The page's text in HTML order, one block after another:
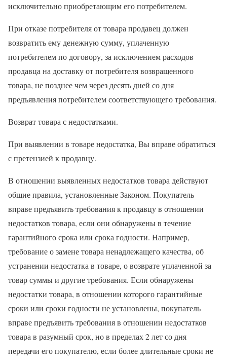
исключительно приобретающим его потребителем.
При отказе потребителя от товара продавец должен
возвратить ему денежную сумму, уплаченную
потребителем по договору, за исключением расходов
продавца на доставку от потребителя возвращенного
товара, не позднее чем через десять дней со дня
предъявления потребителем соответствующего требования.
Возврат товара с недостатками.
При выявлении в товаре недостатка, Вы вправе обратиться
с претензией к продавцу.
В отношении выявленных недостатков товара действуют
общие правила, установленные Законом. Покупатель
вправе предъявить требования к продавцу в отношении
недостатков товара, если они обнаружены в течение
гарантийного срока или срока годности. Например,
требование о замене товара ненадлежащего качества, об
устранении недостатка в товаре, о возврате уплаченной за
товар суммы и другие требования. Если обнаружены
недостатки товара, в отношении которого гарантийные
сроки или сроки годности не установлены, покупатель
вправе предъявить требования в отношении недостатков
товара в разумный срок, но в пределах 2 лет со дня
передачи его покупателю, если более длительные сроки не